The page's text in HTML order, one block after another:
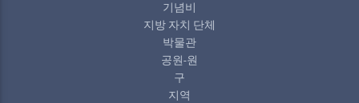
기념비
지방 자치 단체
박물관
공원-원
구
지역